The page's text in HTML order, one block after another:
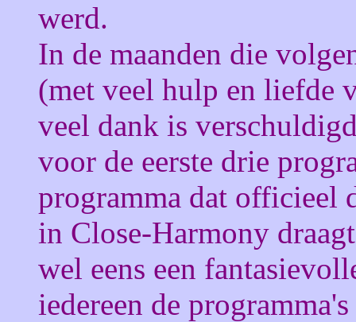
werd.
In de maanden die
(met veel hulp en liefde
veel dank is
voor de eerste drie
programma dat officieel
in Close-Harmony
wel eens een
iedereen de